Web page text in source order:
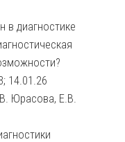
в диагностике
14.01.26
Юрасова, Е.В.